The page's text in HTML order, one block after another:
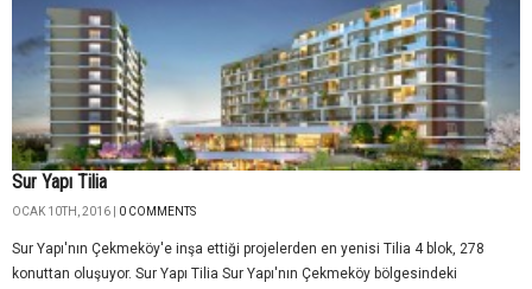
Sur Yapı Tilia
OCAK 10TH, 2016 | 0 COMMENTS
Sur Yapı'nın Çekmeköy'e inşa ettiği projelerden en yenisi Tilia 4 blok, 278
konuttan oluşuyor. Sur Yapı Tilia Sur Yapı'nın Çekmeköy bölgesindeki